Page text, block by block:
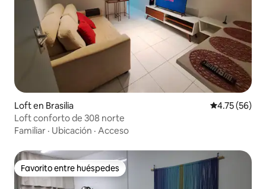
Loft en Brasilia Calificación
4.75 (56)
Loft conforto de 308 norte
Familiar · Ubicación · Acceso
Favorito entre huéspedes
Favorito entre huéspedes